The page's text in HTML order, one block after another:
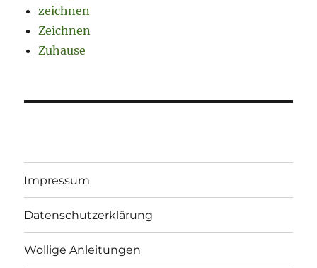
zeichnen
Zeichnen
Zuhause
Impressum
Datenschutzerklärung
Wollige Anleitungen